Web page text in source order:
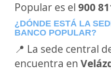
Popular es el 900
¿DÓNDE ESTÁ LA
BANCO POPULAR?
📍 La sede central
encuentra en